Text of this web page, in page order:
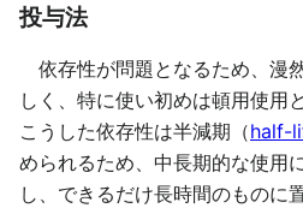
投与法
依存性が問題となるため、漫
しく、特に使い初めは頓用使用
こうした依存性は半減期（half-
められるため、中長期的な使用
し、できるだけ長時間のものに